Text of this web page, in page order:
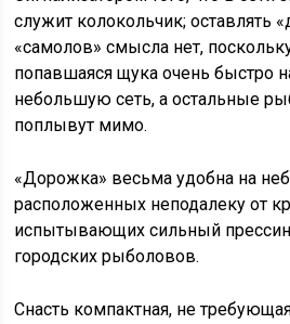
служит колокольчик; оставлять
«самолов» смысла нет,
попавшаяся щука очень быстро
небольшую сеть, а остальные
поплывут мимо.
«Дорожка» весьма удобна на
расположенных неподалеку от
испытывающих сильный
городских рыболовов.
Снасть компактная, не